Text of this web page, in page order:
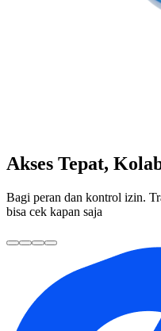
Akses Tepat,
Bagi peran dan kontrol izin.
bisa cek kapan saja